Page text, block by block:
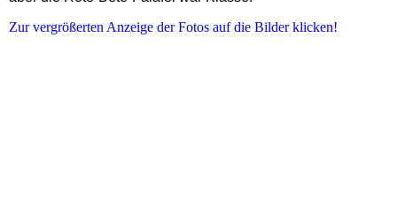
Zur vergrößerten Anzeige der Fotos auf die Bilder klicken!